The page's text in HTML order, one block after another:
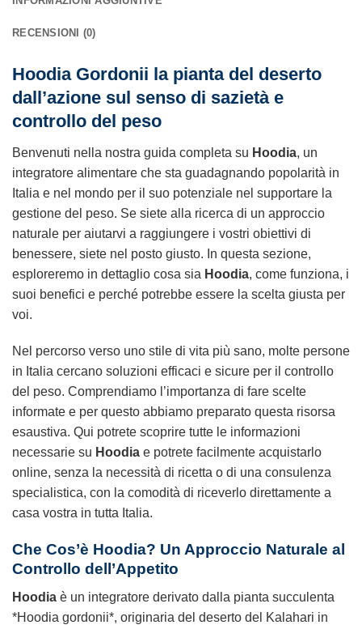
RECENSIONI (0)
Hoodia Gordonii la pianta del deserto
dall’azione sul senso di sazietà e
controllo del peso
Benvenuti nella nostra guida completa su Hoodia, un
integratore alimentare che sta guadagnando popolarità in
Italia e nel mondo per il suo potenziale nel supportare la
gestione del peso. Se siete alla ricerca di un approccio
naturale per aiutarvi a raggiungere i vostri obiettivi di
benessere, siete nel posto giusto. In questa sezione,
esploreremo in dettaglio cosa sia Hoodia, come funziona, i
suoi benefici e perché potrebbe essere la scelta giusta per
voi.
Nel percorso verso uno stile di vita più sano, molte persone
in Italia cercano soluzioni efficaci e sicure per il controllo
del peso. Comprendiamo l’importanza di fare scelte
informate e per questo abbiamo preparato questa risorsa
esaustiva. Qui potrete scoprire tutte le informazioni
necessarie su Hoodia e potrete facilmente acquistarlo
online, senza la necessità di ricetta o di una consulenza
specialistica, con la comodità di riceverlo direttamente a
casa vostra in tutta Italia.
Che Cos’è Hoodia? Un Approccio Naturale al
Controllo dell’Appetito
Hoodia è un integratore derivato dalla pianta succulenta
*Hoodia gordonii*, originaria del deserto del Kalahari in